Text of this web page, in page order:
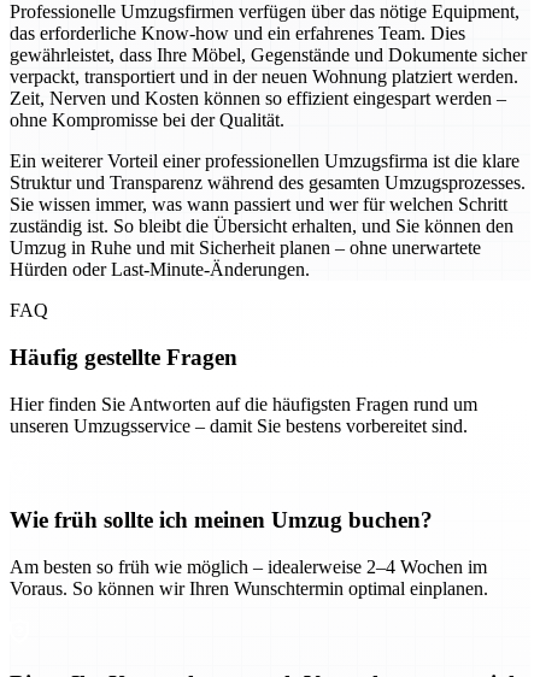
Professionelle Umzugsfirmen verfügen über das nötige Equipment,
das erforderliche Know-how und ein erfahrenes Team. Dies
gewährleistet, dass Ihre Möbel, Gegenstände und Dokumente sicher
verpackt, transportiert und in der neuen Wohnung platziert werden.
Zeit, Nerven und Kosten können so effizient eingespart werden –
ohne Kompromisse bei der Qualität.
Ein weiterer Vorteil einer professionellen Umzugsfirma ist die klare
Struktur und Transparenz während des gesamten Umzugsprozesses.
Sie wissen immer, was wann passiert und wer für welchen Schritt
zuständig ist. So bleibt die Übersicht erhalten, und Sie können den
Umzug in Ruhe und mit Sicherheit planen – ohne unerwartete
Hürden oder Last-Minute-Änderungen.
FAQ
Häufig gestellte Fragen
Hier finden Sie Antworten auf die häufigsten Fragen rund um
unseren Umzugsservice – damit Sie bestens vorbereitet sind.
Wie früh sollte ich meinen Umzug buchen?
Am besten so früh wie möglich – idealerweise 2–4 Wochen im
Voraus. So können wir Ihren Wunschtermin optimal einplanen.